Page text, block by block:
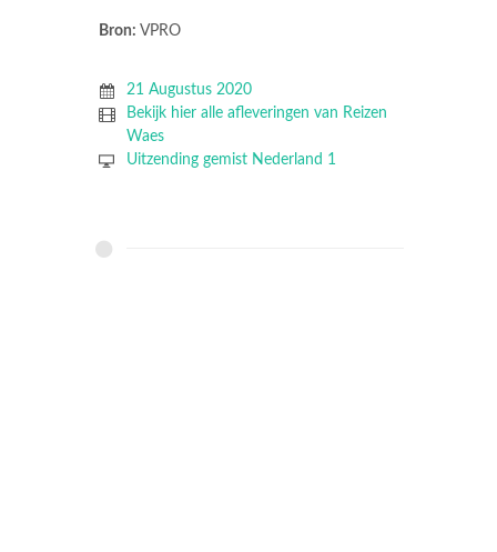
Bron: VPRO
21 Augustus 2020
Bekijk hier alle afleveringen van Reizen
Waes
Uitzending gemist Nederland 1